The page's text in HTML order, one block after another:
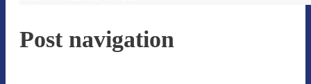
Post navigation